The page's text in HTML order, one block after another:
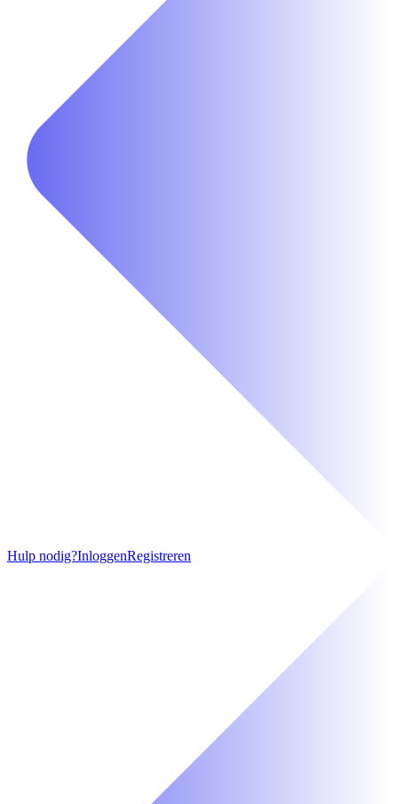
Hulp nodig?InloggenRegistreren